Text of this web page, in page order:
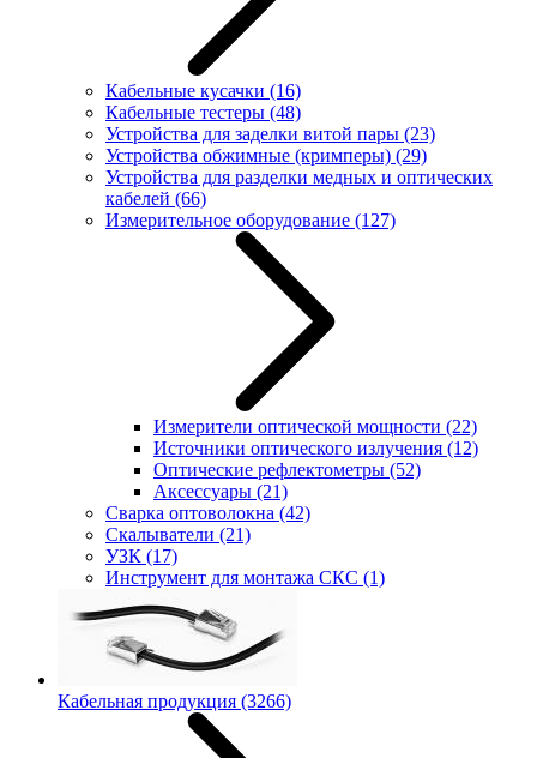
Кабельные кусачки (16)
Кабельные тестеры (48)
Устройства для заделки витой пары (23)
Устройства обжимные (кримперы) (29)
Устройства для разделки медных и оптических
кабелей (66)
Измерительное оборудование (127)
Измерители оптической мощности (22)
Источники оптического излучения (12)
Оптические рефлектометры (52)
Аксессуары (21)
Сварка оптоволокна (42)
Скалыватели (21)
УЗК (17)
Инструмент для монтажа СКС (1)
Кабельная продукция (3266)